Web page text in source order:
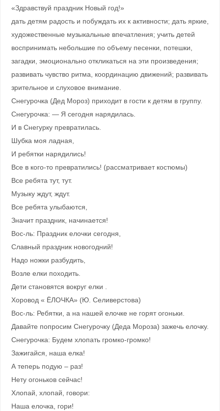
«Здравствуй праздник Новый год!»
дать детям радость и побуждать их к активности; дать яркие,
художественные музыкальные впечатления; учить детей
воспринимать небольшие по объему песенки, потешки,
загадки, эмоционально откликаться на эти произведения;
развивать чувство ритма, координацию движений; развивать
зрительное и слуховое внимание.
Снегурочка (Дед Мороз) приходит в гости к детям в группу.
Снегурочка: — Я сегодня нарядилась.
И в Снегурку превратилась.
Шубка моя ладная,
И ребятки нарядились!
Все в кого-то превратились! (рассматривает костюмы)
Все ребята тут, тут.
Музыку ждут, ждут.
Все ребята улыбаются,
Значит праздник, начинается!
Вос-ль: Праздник елочки сегодня,
Славный праздник новогодний!
Надо ножки разбудить,
Возле елки походить.
Дети становятся вокруг елки .
Хоровод « ЁЛОЧКА» (Ю. Селиверстова)
Вос-ль: Ребятки, а на нашей елочке не горят огоньки.
Давайте попросим Снегурочку (Деда Мороза) зажечь елочку.
Снегурочка: Будем хлопать громко-громко!
Зажигайся, наша елка!
А теперь подую – раз!
Нету огоньков сейчас!
Хлопай, хлопай, говори:
Наша елочка, гори!